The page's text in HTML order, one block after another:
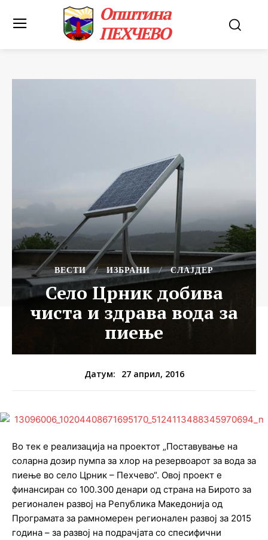
Општина
ПЕХЧЕВО
ВЕСТИ ИЗБРАНИ СЛАЈДЕР
Село Црник добива
чиста и здрава вода за
пиење
Датум: 27 април, 2016
Во тек е реализација на проектот „Поставување на
соларна дозир пумпа за хлор на резервоарот за вода за
пиење во село Црник – Пехчево“. Овој проект е
финансиран со 100.300 денари од страна на Бирото за
регионален развој на Република Македонија од
Програмата за рамномерен регионален развој за 2015
година – за развој на подрачјата со спесифични